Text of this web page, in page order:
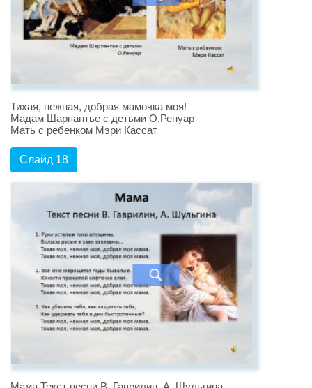
Тихая, нежная, добрая мамочка моя!
Мадам Шарпантье с детьми О.Ренуар
Мать с ребенком Мэри Кассат
Слайд 18